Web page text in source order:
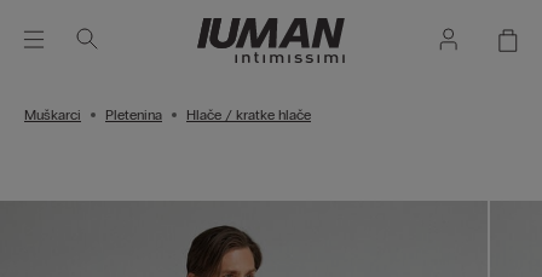
Muškarci Pletenina Hlače / kratke hlače